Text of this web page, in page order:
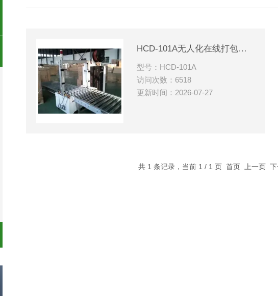
HCD-101A无人化在线打包机（低台）
型号：HCD-101A
访问次数：6518
更新时间：2026-07-27
共 1 条记录，当前 1 / 1 页 首页 上一页